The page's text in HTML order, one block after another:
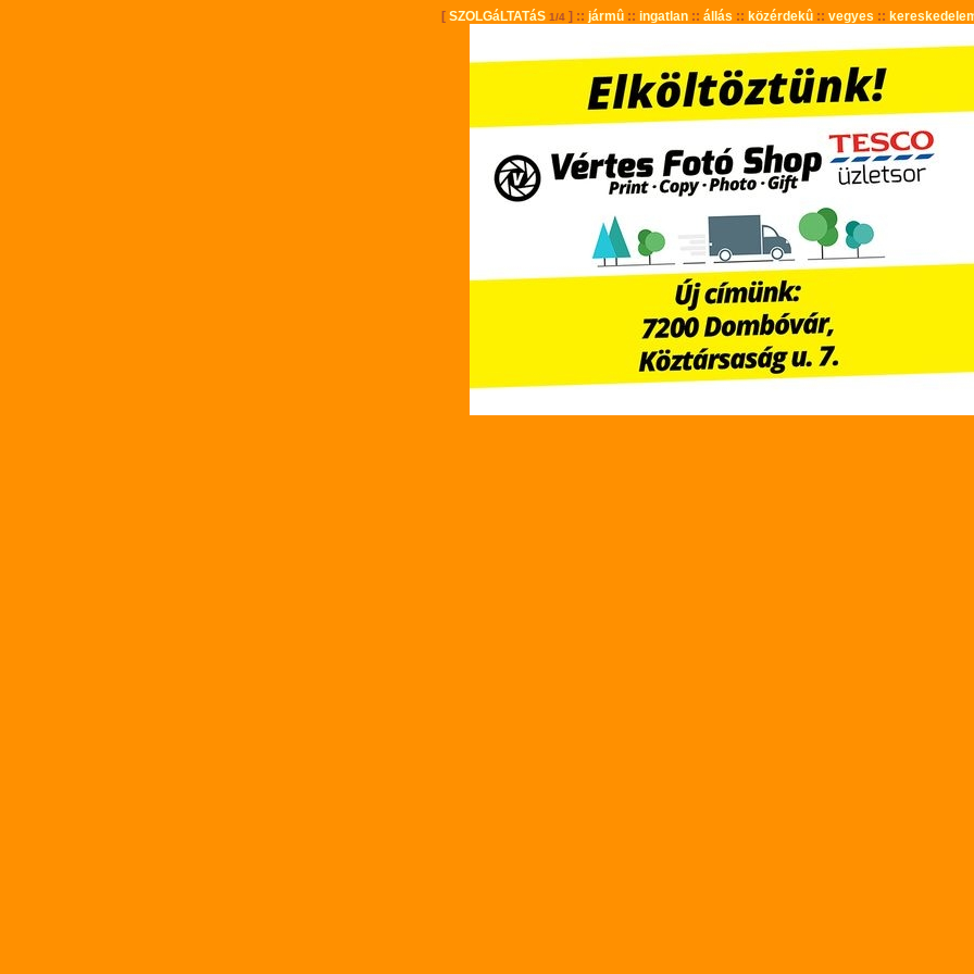
[ SZOLGáLTATáS 1/4] :: jármû:: ingatlan:: állás :: közérdekû:: vegyes ::